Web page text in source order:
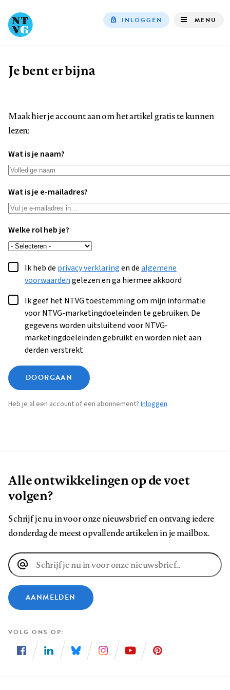
INLOGGEN MENU
Kruimelpad
Je bent er bijna
Maak hier je account aan om het artikel gratis te kunnen
lezen:
Wat is je naam?
Wat is je e-mailadres?
Welke rol heb je?
Ik heb de privacy verklaringen dealgemene
voorwaardengelezen en ga hiermee akkoord
Ik geef het NTVG toestemming om mijn informatie
voor NTVG-marketingdoeleinden te gebruiken. De
gegevens worden uitsluitend voor NTVG-
marketingdoeleinden gebruikt en worden niet aan
derden verstrekt
DOORGAAN
Heb je al een account of een abonnement? Inloggen
Alle ontwikkelingen op de voet
volgen?
Schrijf je nu in voor onze nieuwsbrief en ontvang iedere
donderdag de meest opvallende artikelen in je mailbox.
E-
mailadres
AANMELDEN
VOLG ONS OP
ons
ons
ons
ons
ons
ons